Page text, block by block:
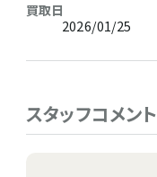
買取日
2026/01/25
スタッフコメント